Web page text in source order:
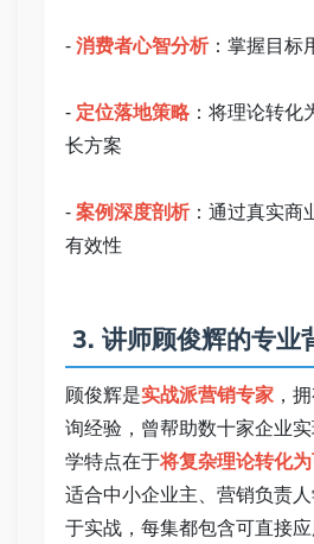
- 消费者心智分析：掌握目标
- 定位落地策略 ：将理论转
长方案
- 案例深度剖析：通过真实商
有效性
3. 讲师顾俊辉的专业
顾俊辉是实战派营销专家 ，
询经验，曾帮助数十家企业
学特点在于将复杂理论转化
适合中小企业主、营销负责
于实战，每集都包含可直接